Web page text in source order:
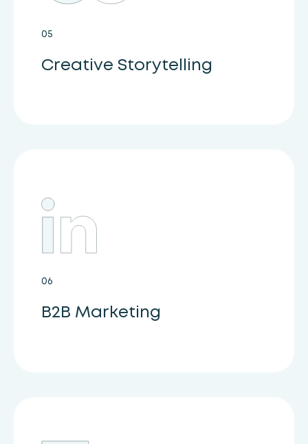
05
Creative Storytelling
06
Β2Β Marketing